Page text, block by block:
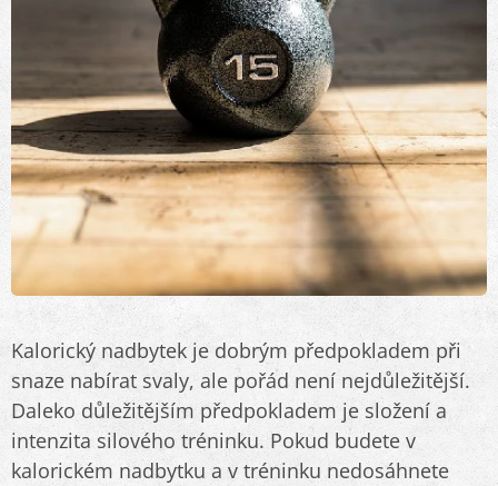
Kalorický nadbytek je dobrým předpokladem při
snaze nabírat svaly, ale pořád není nejdůležitější.
Daleko důležitějším předpokladem je složení a
intenzita silového tréninku. Pokud budete v
kalorickém nadbytku a v tréninku nedosáhnete